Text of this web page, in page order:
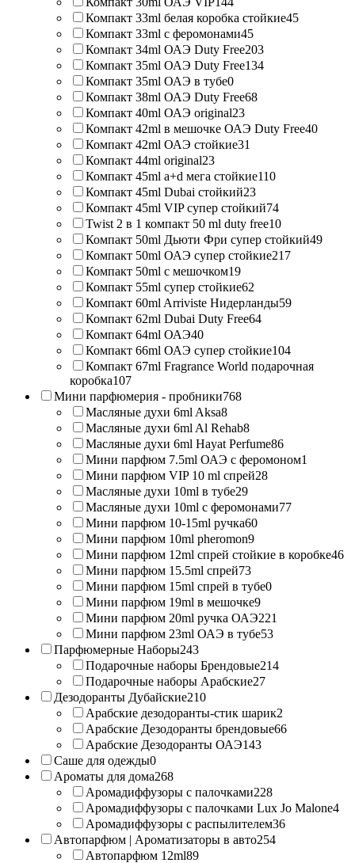
Компакт 33ml белая коробка стойкие45
Компакт 33ml с феромонами45
Компакт 34ml ОАЭ Duty Free203
Компакт 35ml ОАЭ Duty Free134
Компакт 35ml ОАЭ в тубе0
Компакт 38ml ОАЭ Duty Free68
Компакт 40ml ОАЭ original23
Компакт 42ml в мешочке ОАЭ Duty Free40
Компакт 42ml ОАЭ стойкие31
Компакт 44ml original23
Компакт 45ml a+d мега стойкие110
Компакт 45ml Dubai стойкий23
Компакт 45ml VIP супер стойкий74
Twist 2 в 1 компакт 50 ml duty free10
Компакт 50ml Дьюти Фри супер стойкий49
Компакт 50ml ОАЭ супер стойкие217
Компакт 50ml с мешочком19
Компакт 55ml супер стойкие62
Компакт 60ml Arriviste Нидерланды59
Компакт 62ml Dubai Duty Free64
Компакт 64ml ОАЭ40
Компакт 66ml ОАЭ супер стойкие104
Компакт 67ml Fragrance World подарочная
коробка107
Мини парфюмерия - пробники768
Масляные духи 6ml Aksa8
Масляные духи 6ml Al Rehab8
Масляные духи 6ml Hayat Perfume86
Мини парфюм 7.5ml ОАЭ с феромоном1
Мини парфюм VIP 10 ml спрей28
Масляные духи 10ml в тубе29
Масляные духи 10ml с феромонами77
Мини парфюм 10-15ml ручка60
Мини парфюм 10ml pheromon9
Мини парфюм 12ml спрей стойкие в коробке46
Мини парфюм 15.5ml спрей73
Мини парфюм 15ml спрей в тубе0
Мини парфюм 19ml в мешочке9
Мини парфюм 20ml ручка ОАЭ221
Мини парфюм 23ml ОАЭ в тубе53
Парфюмерные Наборы243
Подарочные наборы Брендовые214
Подарочные наборы Арабские27
Дезодоранты Дубайские210
Арабские дезодоранты-стик шарик2
Арабские Дезодоранты брендовые66
Арабские Дезодоранты ОАЭ143
Саше для одежды0
Ароматы для дома268
Аромадиффузоры с палочками228
Аромадиффузоры с палочками Lux Jo Malone4
Аромадиффузоры с распылителем36
Автопарфюм | Ароматизаторы в авто254
Автопарфюм 12ml89